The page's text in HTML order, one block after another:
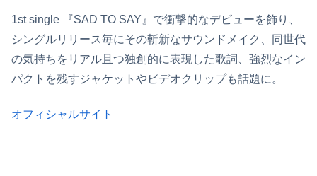
1st single 『SAD TO SAY』で衝撃的なデビューを飾り、
シングルリリース毎にその斬新なサウンドメイク、同世代
の気持ちをリアル且つ独創的に表現した歌詞、強烈なイン
パクトを残すジャケットやビデオクリップも話題に。
オフィシャルサイト